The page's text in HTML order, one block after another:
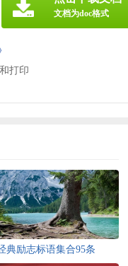
打印
文档为doc格式
典励志标语集合95条